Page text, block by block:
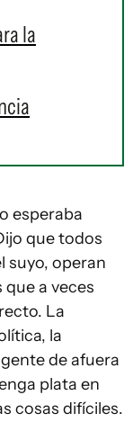
la
esperaba
que todos
suyo, operan
a veces
La
la
de afuera
plata en
cosas difíciles.